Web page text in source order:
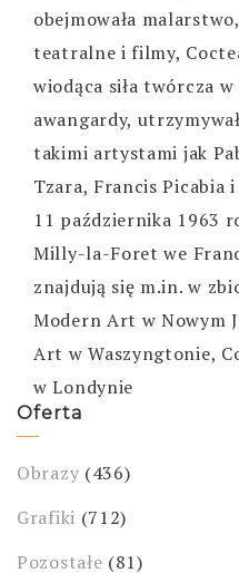
obejmowała
teatralne i filmy,
wiodąca siła twórcza w
awangardy,
takimi artystami jak
Tzara, Francis Picabia
11 października 1963
Milly-la-Foret we
znajdują się m.in. w
Modern Art w Nowym
Art w Waszyngtonie,
w Londynie
Oferta
Obrazy (436)
Grafiki (712)
Pozostałe (81)